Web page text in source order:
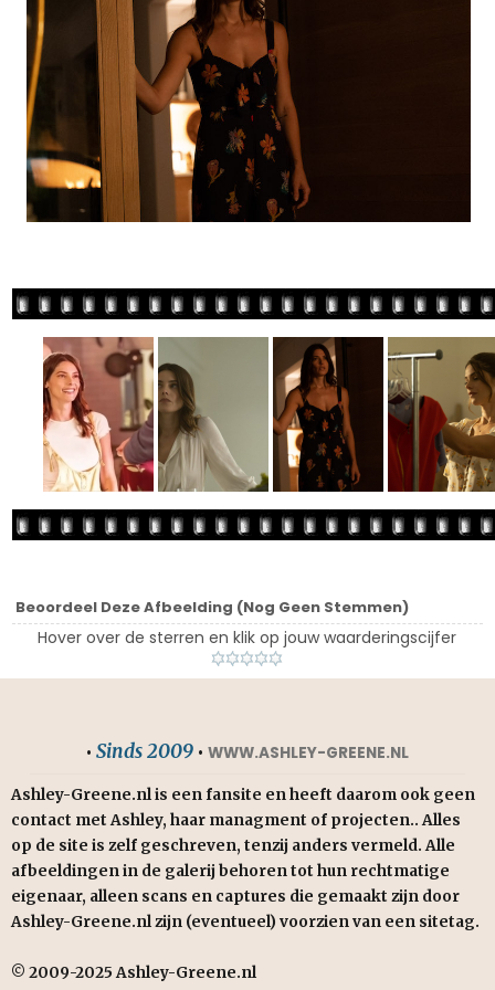
Beoordeel Deze Afbeelding (Nog Geen Stemmen)
Hover over de sterren en klik op jouw waarderingscijfer
• Sinds 2009 • WWW.ASHLEY-GREENE.NL
Ashley-Greene.nl is een fansite en heeft daarom ook geen
contact met Ashley, haar managment of projecten.. Alles
op de site is zelf geschreven, tenzij anders vermeld. Alle
afbeeldingen in de galerij behoren tot hun rechtmatige
eigenaar, alleen scans en captures die gemaakt zijn door
Ashley-Greene.nl zijn (eventueel) voorzien van een sitetag.
© 2009-2025 Ashley-Greene.nl